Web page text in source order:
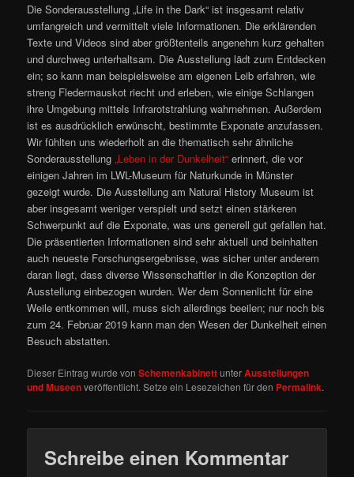
Die Sonderausstellung „Life in the Dark“ ist insgesamt relativ
umfangreich und vermittelt viele Informationen. Die erklärenden
Texte und Videos sind aber größtenteils angenehm kurz gehalten
und durchweg unterhaltsam. Die Ausstellung lädt zum Entdecken
ein; so kann man beispielsweise am eigenen Leib erfahren, wie
streng Fledermauskot riecht und erleben, wie einige Schlangen
ihre Umgebung mittels Infrarotstrahlung wahrnehmen. Außerdem
ist es ausdrücklich erwünscht, bestimmte Exponate anzufassen.
Wir fühlten uns wiederholt an die thematisch sehr ähnliche
Sonderausstellung„Leben in der Dunkelheit“ erinnert, die vor
einigen Jahren im LWL-Museum für Naturkunde in Münster
gezeigt wurde. Die Ausstellung am Natural History Museum ist
aber insgesamt weniger verspielt und setzt einen stärkeren
Schwerpunkt auf die Exponate, was uns generell gut gefallen hat.
Die präsentierten Informationen sind sehr aktuell und beinhalten
auch neueste Forschungsergebnisse, was sicher unter anderem
daran liegt, dass diverse Wissenschaftler in die Konzeption der
Ausstellung einbezogen wurden. Wer dem Sonnenlicht für eine
Weile entkommen will, muss sich allerdings beeilen; nur noch bis
zum 24. Februar 2019 kann man den Wesen der Dunkelheit einen
Besuch abstatten.
Dieser Eintrag wurde vonSchemenkabinettunterAusstellungen
und Museenveröffentlicht. Setze ein Lesezeichen für den Permalink.
Schreibe einen Kommentar